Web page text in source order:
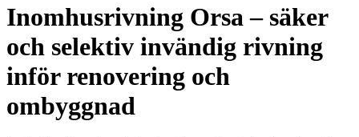
Inomhusrivning Orsa – säker
och selektiv invändig rivning
inför renovering och
ombyggnad